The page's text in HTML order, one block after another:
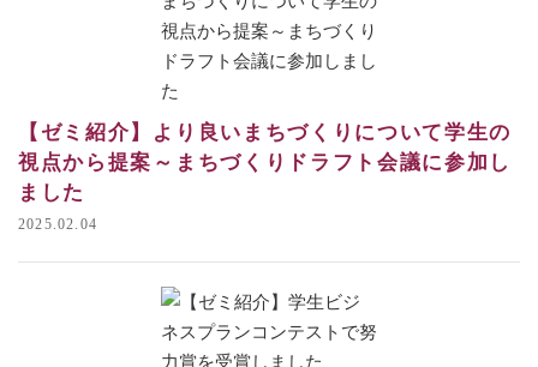
【ゼミ紹介】より良いまちづくりについて学生の
視点から提案～まちづくりドラフト会議に参加し
ました
2025.02.04